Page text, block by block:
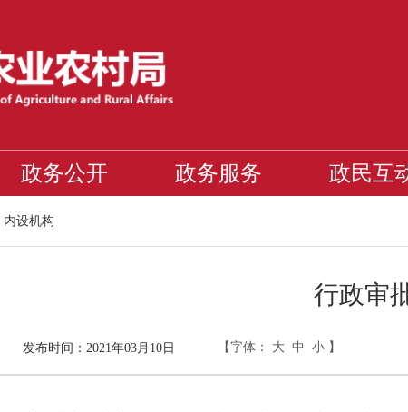
政务公开 政务服务 政民互
内设机构
行政审
发布时间：2021年03月10日 【字体： 大 中 小 】